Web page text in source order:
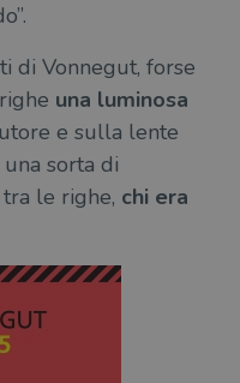
di Vonnegut, forse
una luminosa
e sulla lente
sorta di
le righe, chi era